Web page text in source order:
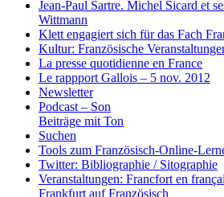
Jean-Paul Sartre. Michel Sicard et
Wittmann
Klett engagiert sich für das Fach
Kultur: Französische
La presse quotidienne en France
Le rappport Gallois – 5 nov. 2012
Newsletter
Podcast – Son
Beiträge mit Ton
Suchen
Tools zum Französisch-Online-
Twitter: Bibliographie / Sitographie
Veranstaltungen: Francfort en
Frankfurt auf Französisch